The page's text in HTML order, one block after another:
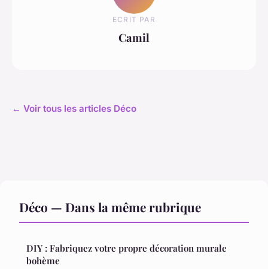
ECRIT PAR
Camil
← Voir tous les articles Déco
Déco — Dans la même rubrique
DIY : Fabriquez votre propre décoration murale
bohème